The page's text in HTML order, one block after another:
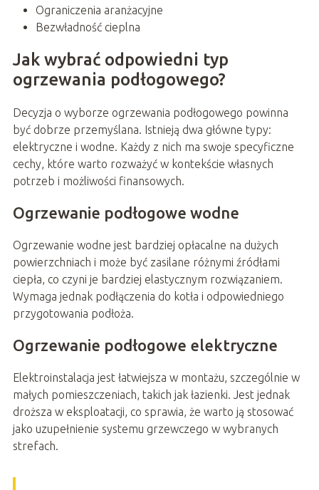
Ograniczenia aranżacyjne
Bezwładność cieplna
Jak wybrać odpowiedni typ
ogrzewania podłogowego?
Decyzja o wyborze ogrzewania podłogowego powinna
być dobrze przemyślana. Istnieją dwa główne typy:
elektryczne i wodne. Każdy z nich ma swoje specyficzne
cechy, które warto rozważyć w kontekście własnych
potrzeb i możliwości finansowych.
Ogrzewanie podłogowe wodne
Ogrzewanie wodne jest bardziej opłacalne na dużych
powierzchniach i może być zasilane różnymi źródłami
ciepła, co czyni je bardziej elastycznym rozwiązaniem.
Wymaga jednak podłączenia do kotła i odpowiedniego
przygotowania podłoża.
Ogrzewanie podłogowe elektryczne
Elektroinstalacja jest łatwiejsza w montażu, szczególnie w
małych pomieszczeniach, takich jak łazienki. Jest jednak
droższa w eksploatacji, co sprawia, że warto ją stosować
jako uzupełnienie systemu grzewczego w wybranych
strefach.